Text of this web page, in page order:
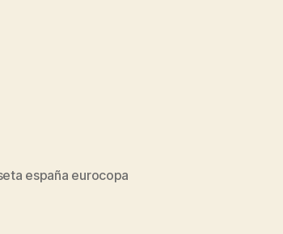
españa eurocopa